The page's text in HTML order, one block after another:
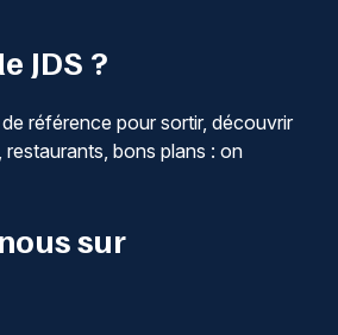
JDS ?
référence pour sortir, découvrir
bons plans : on
sur